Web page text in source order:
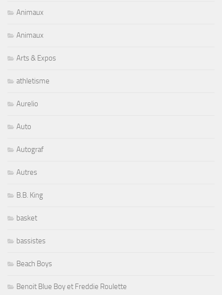
Animaux
Animaux
Arts & Expos
athletisme
Aurelio
Auto
Autograf
Autres
B.B. King
basket
bassistes
Beach Boys
Benoit Blue Boy et Freddie Roulette